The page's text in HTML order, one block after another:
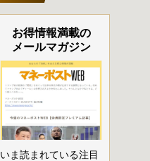
お得情報満載の
メールマガジン
いま読まれている注目